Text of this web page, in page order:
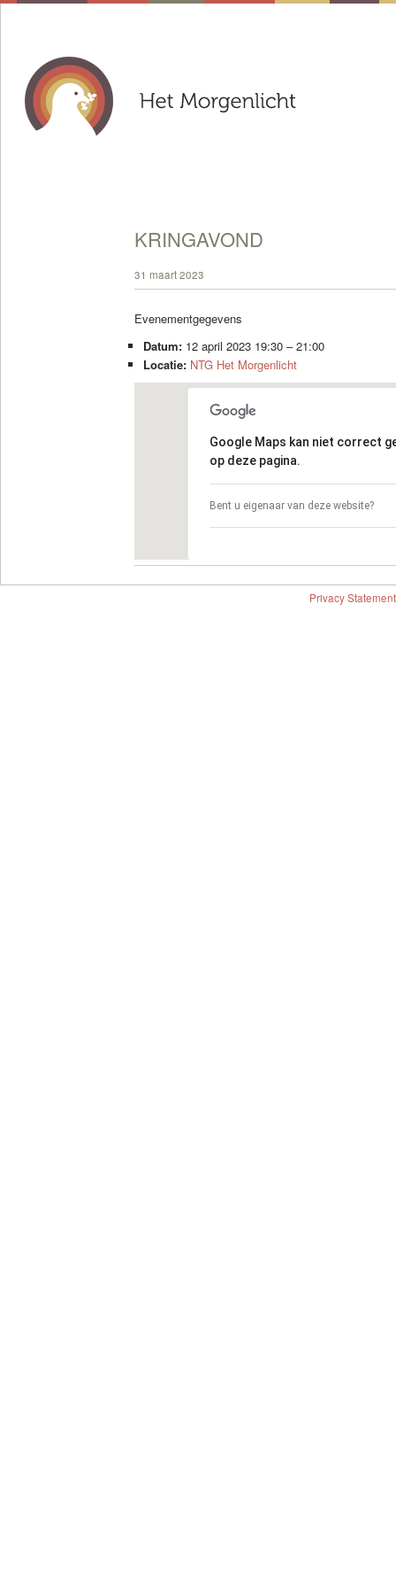
KRINGAVOND
31 maart 2023
Evenementgegevens
Datum: 12 april 2023 19:30–21:00
Locatie: NTG Het Morgenlicht
Google Maps kan niet correct
op deze pagina.
Bent u eigenaar van deze website?
Privacy Statement